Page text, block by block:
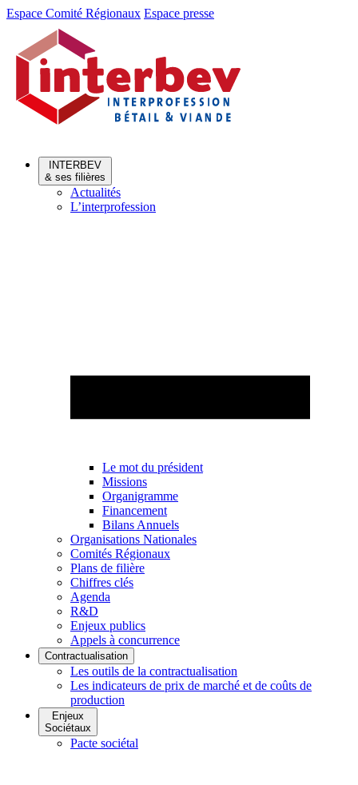
Aller
Aller
contenu
Espace Comité Régionaux Espace presse
INTERBEV
& ses filières
Actualités
L’interprofession
Le mot du président
Missions
Organigramme
Financement
Bilans Annuels
Organisations Nationales
Comités Régionaux
Plans de filière
Chiffres clés
Agenda
R&D
Enjeux publics
Appels à concurrence
Contractualisation
Les outils de la contractualisation
Les indicateurs de prix de marché et de coûts de
production
Enjeux
Sociétaux
Pacte sociétal